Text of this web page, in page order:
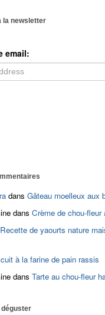
la newsletter
email:
dansGâteau moelleux aux
dansCrème de chou-fleur
Recette de yaourts nature
à la farine de pain rassis
dansTarte au chou-fleur
déguster